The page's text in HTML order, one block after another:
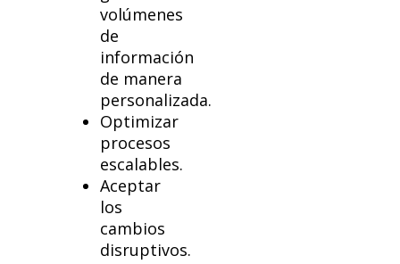
volúmenes
de
información
de manera
personalizada.
Optimizar
procesos
escalables.
Aceptar
los
cambios
disruptivos.